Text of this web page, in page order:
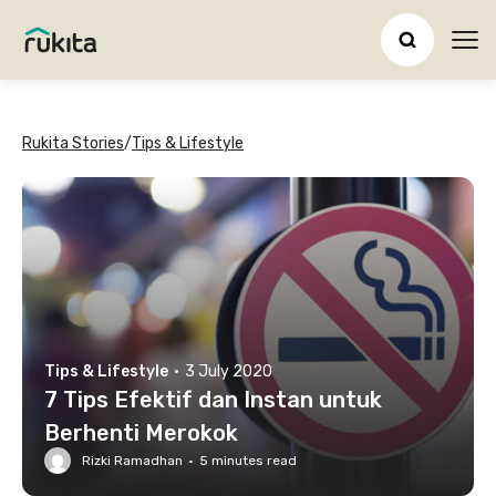
Rukita Stories/Tips & Lifestyle
Tips & Lifestyle · 3 July 2020
7 Tips Efektif dan Instan untuk
Berhenti Merokok
Rizki Ramadhan · 5 minutes read